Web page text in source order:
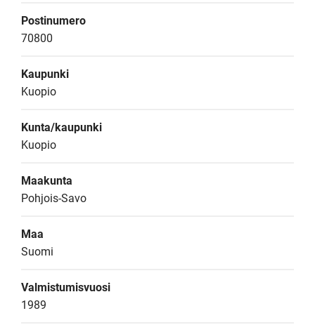
Postinumero
70800
Kaupunki
Kuopio
Kunta/kaupunki
Kuopio
Maakunta
Pohjois-Savo
Maa
Suomi
Valmistumisvuosi
1989